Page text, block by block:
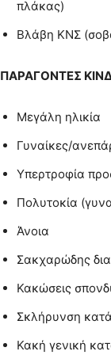
πλάκας)
Βλάβη ΚΝΣ
ΠΑΡΑΓΟΝΤΕΣ
Μεγάλη ηλικία
Γυναίκες/
Υπερτροφία
Πολυτοκία
Άνοια
Σακχαρώδης
Κακώσεις
Σκλήρυνση
Κακή γενική